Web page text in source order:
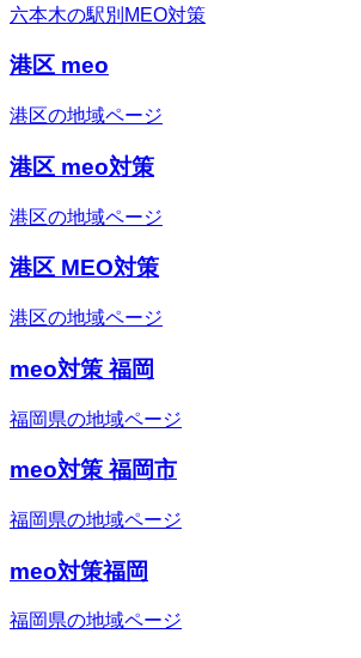
六本木の駅別MEO対策
港区 meo
港区の地域ページ
港区 meo対策
港区の地域ページ
港区 MEO対策
港区の地域ページ
meo対策 福岡
福岡県の地域ページ
meo対策 福岡市
福岡県の地域ページ
meo対策福岡
福岡県の地域ページ